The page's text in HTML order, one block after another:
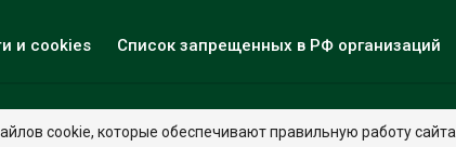
и cookies Список запрещенных в РФ организаций
cookie, которые обеспечивают правильную работу сайта.